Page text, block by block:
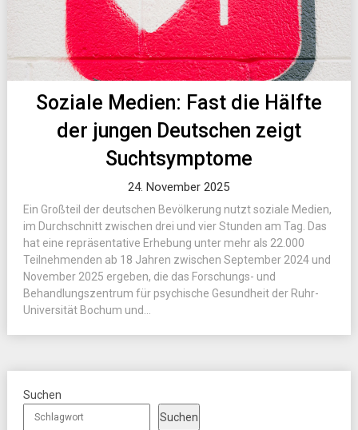
Soziale Medien: Fast die Hälfte
der jungen Deutschen zeigt
Suchtsymptome
24. November 2025
Ein Großteil der deutschen Bevölkerung nutzt soziale Medien,
im Durchschnitt zwischen drei und vier Stunden am Tag. Das
hat eine repräsentative Erhebung unter mehr als 22.000
Teilnehmenden ab 18 Jahren zwischen September 2024 und
November 2025 ergeben, die das Forschungs- und
Behandlungszentrum für psychische Gesundheit der Ruhr-
Universität Bochum und...
Suchen
Suchen